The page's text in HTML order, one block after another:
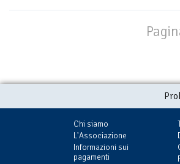
Chi siamo
L'Associazione
Informazioni sui
pagamenti